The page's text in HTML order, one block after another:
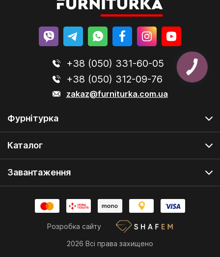
+38 (050) 331-60-05
+38 (050) 312-09-76
zakaz@furniturka.com.ua
Фурнітурка
Каталог
Завантаження
2026 Всі права захищено
Розробка сайту